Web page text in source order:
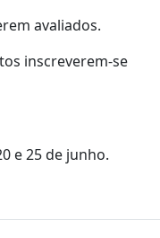
avaliados.
inscreverem-se
e 25 de junho.